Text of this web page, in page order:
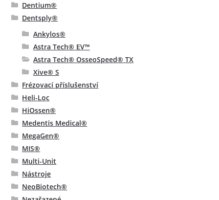
Dentium®
Dentsply®
Ankylos®
Astra Tech® EV™
Astra Tech® OsseoSpeed® TX
Xive® S
Frézovací příslušenství
Heli-Loc
HiOssen®
Medentis Medical®
MegaGen®
MIS®
Multi-Unit
Nástroje
NeoBiotech®